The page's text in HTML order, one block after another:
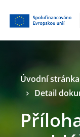
Úvodní stránka
Detail